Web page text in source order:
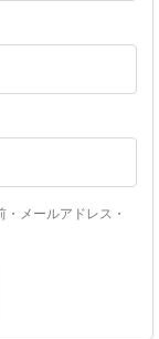
メールアドレス・